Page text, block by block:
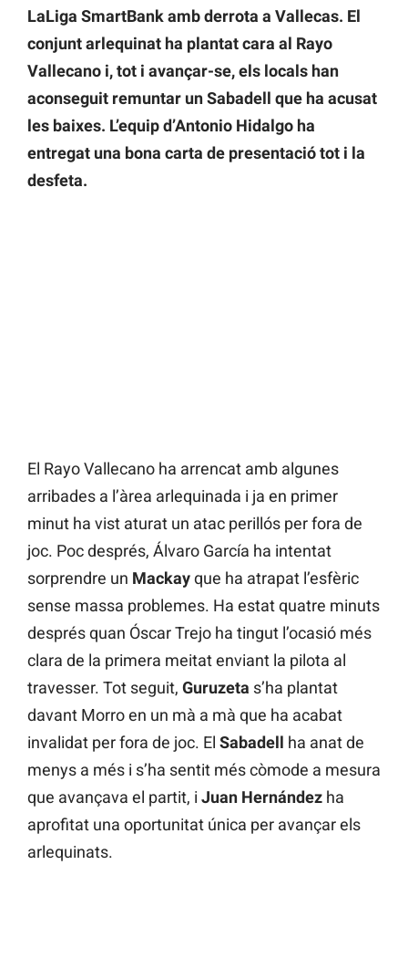
LaLiga SmartBank amb derrota a Vallecas. El
conjunt arlequinat ha plantat cara al Rayo
Vallecano i, tot i avançar-se, els locals han
aconseguit remuntar un Sabadell que ha acusat
les baixes. L’equip d’Antonio Hidalgo ha
entregat una bona carta de presentació tot i la
desfeta.
El Rayo Vallecano ha arrencat amb algunes
arribades a l’àrea arlequinada i ja en primer
minut ha vist aturat un atac perillós per fora de
joc. Poc després, Álvaro García ha intentat
sorprendre un Mackayque ha atrapat l’esfèric
sense massa problemes. Ha estat quatre minuts
després quan Óscar Trejo ha tingut l’ocasió més
clara de la primera meitat enviant la pilota al
travesser. Tot seguit, Guruzeta s’ha plantat
davant Morro en un mà a mà que ha acabat
invalidat per fora de joc. El Sabadell ha anat de
menys a més i s’ha sentit més còmode a mesura
que avançava el partit, i Juan Hernández ha
aprofitat una oportunitat única per avançar els
arlequinats.